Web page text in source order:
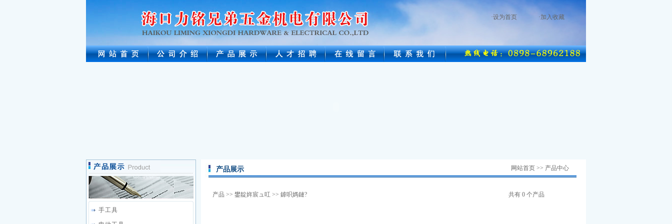
·设为首页 ·加入收藏
手工具
产品展示 网站首页 >> 产品中心
产品 >> 鐢靛姩宸ュ叿 >> 鎼呮媽鏈? 共有 0 个产品